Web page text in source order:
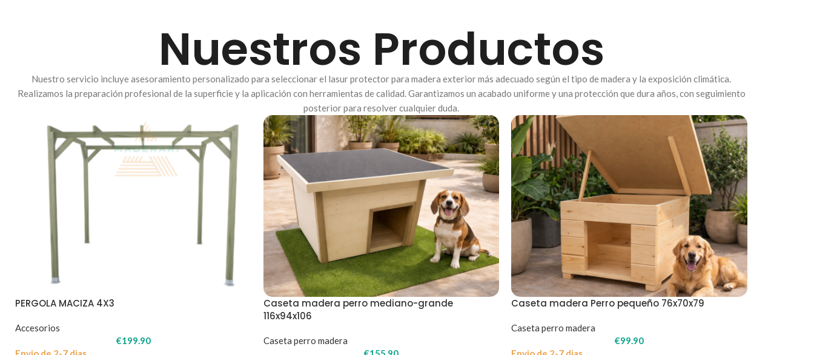
Nuestros Productos
Nuestro servicio incluye asesoramiento personalizado para seleccionar el lasur protector para madera exterior más adecuado según el tipo de madera y la exposición climática.
Realizamos la preparación profesional de la superficie y la aplicación con herramientas de calidad. Garantizamos un acabado uniforme y una protección que dura años, con seguimiento
posterior para resolver cualquier duda.
PERGOLA MACIZA 4X3
Accesorios
€199.90
Caseta madera perro mediano-grande
116x94x106
Caseta perro madera
Caseta madera Perro pequeño 76x70x79
Caseta perro madera
€99.90